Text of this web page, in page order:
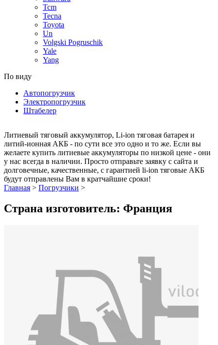
Tcm
Tecna
Toyota
Un
Volgski Pogruschik
Yale
Yang
По виду
Автопогрузчик
Электропогрузчик
Штабелер
Литиевый тяговый аккумулятор, Li-ion тяговая батарея и
литий-ионная АКБ - по сути все это одно и то же. Если вы
желаете купить литиевые аккумуляторы по низкой цене - они
у нас всегда в наличии. Просто отправьте заявку с сайта и
долговечные, качественные, с гарантией li-ion тяговые АКБ
будут отправлены Вам в кратчайшие сроки!
Главная > Погрузчики >
Страна изготовитель: Франция